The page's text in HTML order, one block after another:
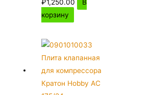
₽1,250.00
В
корзину